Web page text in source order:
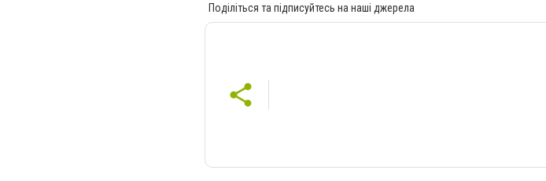
Поділіться та підписуйтесь на наші джерела